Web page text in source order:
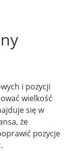
i pozycji
wielkość
się w
że
pozycje